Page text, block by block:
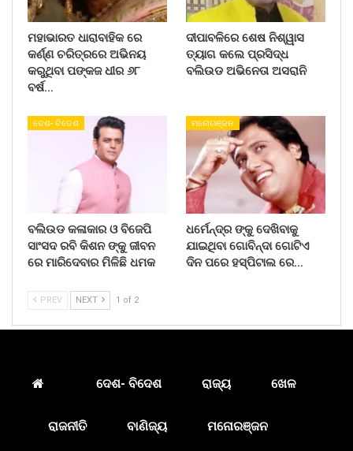
ମହାଭାରତ ଧାରାବାହିକ ରେ
କର୍ଣ୍ଣ ଚରିତ୍ରରେ ଅଭିନୟ
କରୁଥିବା ପଙ୍କଜ ଧୀର ୬୮
ବର୍ଷ…
ଦୀପାବଳିରେ ଶେଷ ନିଶ୍ୱାସ
ତ୍ୟାଗ କଲେ ପ୍ରସିଦ୍ଧ
ବଲିଉଡ ଅଭିନେତା ଅସରାନି
ଦେଶ- ବିଦେଶ
ବଲିଉଡ କଳାକାର ଓ ବିଜେପି
ସାଂସଦ ରବି କିଶନ ଙ୍କୁ ଜୀବନ
ରେ ମାରିଦେବାର ମିଳିଛି ଧମକ
ମନୋରଞ୍ଜନ
ଧର୍ମେନ୍ଦ୍ର ଙ୍କୁ ଦେଖିବାକୁ
ଯାଇଥିବା ଗୋବିନ୍ଦା ଗୋଟିଏ
ଦିନ ପରେ ହସ୍ପିଟାଲ ରେ…
PREV NEXT 1 of 2
ଦେଶ- ବିଦେଶ ରାଜ୍ୟ ଖେଳ
ରାଜନୀତି ବାଣିଜ୍ୟ ମନୋରଞ୍ଜନ